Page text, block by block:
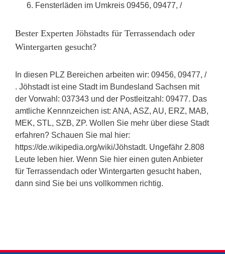
Fensterläden im Umkreis 09456, 09477, /
Bester Experten Jöhstadts für Terrassendach oder
Wintergarten gesucht?
In diesen PLZ Bereichen arbeiten wir: 09456, 09477, /
. Jöhstadt ist eine Stadt im Bundesland Sachsen mit
der Vorwahl: 037343 und der Postleitzahl: 09477. Das
amtliche Kennnzeichen ist: ANA, ASZ, AU, ERZ, MAB,
MEK, STL, SZB, ZP. Wollen Sie mehr über diese Stadt
erfahren? Schauen Sie mal hier:
https://de.wikipedia.org/wiki/Jöhstadt. Ungefähr 2.808
Leute leben hier. Wenn Sie hier einen guten Anbieter
für Terrassendach oder Wintergarten gesucht haben,
dann sind Sie bei uns vollkommen richtig.